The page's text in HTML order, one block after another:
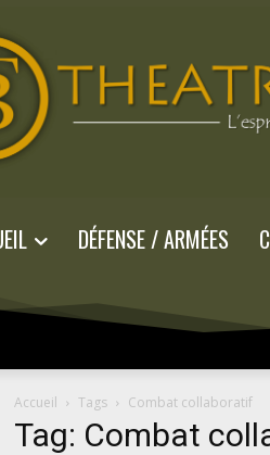
DÉFENSE / ARMÉES
Accueil Tags Combat collaboratif
Tag: Combat